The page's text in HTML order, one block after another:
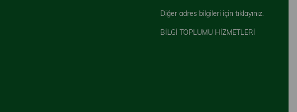
Diğer adres bilgileri için tıklayınız.
BİLGİ TOPLUMU HİZMETLERİ